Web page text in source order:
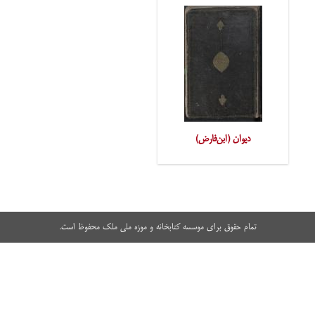
دیوان (ابن‌فارض)
تمام حقوق برای موسسه کتابخانه و موزه ملی ملک محفوظ است.